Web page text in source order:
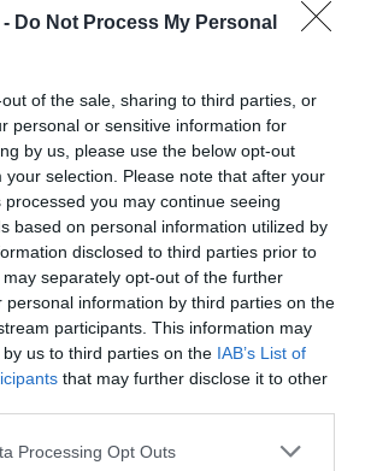
Do Not Process My Personal
of the sale, sharing to third parties, or
personal or sensitive information for
by us, please use the below opt-out
your selection. Please note that after your
you may continue seeing
based on personal information utilized by
disclosed to third parties prior to
separately opt-out of the further
personal information by third parties on the
participants. This information may
us to third parties on the IAB’s List of
that may further disclose it to other
Processing Opt Outs
Λιάππα» – Καλύτερης Ελληνικής
απέσπασε η ταινία
Αθήνα, με άξονα το ρατσισμό και τη
κουλτούρα.
ερμηνείας κέρδισε ο
για την ταινίαΘερμοκήπιο
Γεωργακόπουλου, ενώ το
ερμηνείας απέσπασε ηΜαρίνα
Το Χάος που Άφησε Πίσω της
Κολιούκου.
LAB
Μικρού Μήκους Δράμας στην Αθήνα,